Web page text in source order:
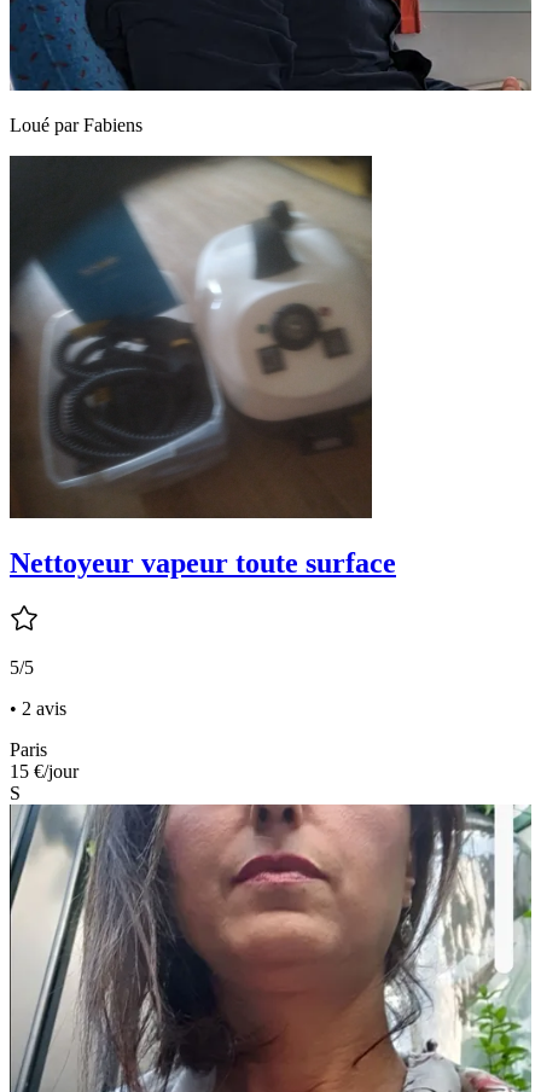
Loué parFabiens
Nettoyeur vapeur toute surface
5/5
• 2 avis
Paris
15 €/jour
S